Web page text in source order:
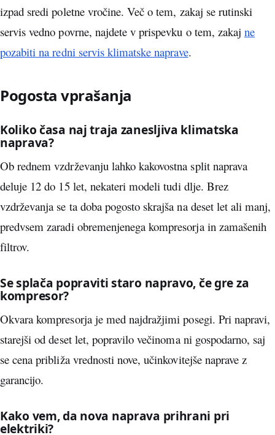
izpad sredi poletne vročine. Več o tem, zakaj se rutinski
servis vedno povrne, najdete v prispevku o tem, zakajne
pozabiti na redni servis klimatske naprave.
Pogosta vprašanja
Koliko časa naj traja zanesljiva klimatska
naprava?
Ob rednem vzdrževanju lahko kakovostna split naprava
deluje 12 do 15 let, nekateri modeli tudi dlje. Brez
vzdrževanja se ta doba pogosto skrajša na deset let ali manj,
predvsem zaradi obremenjenega kompresorja in zamašenih
filtrov.
Se splača popraviti staro napravo, če gre za
kompresor?
Okvara kompresorja je med najdražjimi posegi. Pri napravi,
starejši od deset let, popravilo večinoma ni gospodarno, saj
se cena približa vrednosti nove, učinkovitejše naprave z
garancijo.
Kako vem, da nova naprava prihrani pri
elektriki?